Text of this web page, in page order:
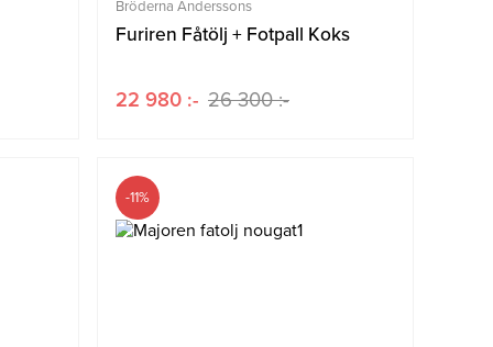
Bröderna Anderssons
Furiren Fåtölj + Fotpall Koks
22 980 :- 26 300 :-
-11%